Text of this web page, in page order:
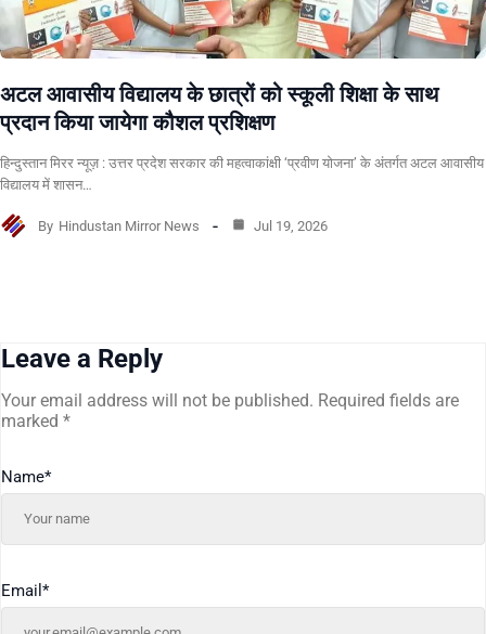
अटल आवासीय विद्यालय के छात्रों को स्कूली शिक्षा के साथ
प्रदान किया जायेगा कौशल प्रशिक्षण
हिन्दुस्तान मिरर न्यूज़ : उत्तर प्रदेश सरकार की महत्वाकांक्षी ‘प्रवीण योजना’ के अंतर्गत अटल आवासीय
विद्यालय में शासन…
By Hindustan Mirror News Jul 19, 2026
Leave a Reply
Your email address will not be published. Required fields are
marked *
Name*
Email *